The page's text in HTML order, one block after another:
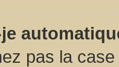
pas la case